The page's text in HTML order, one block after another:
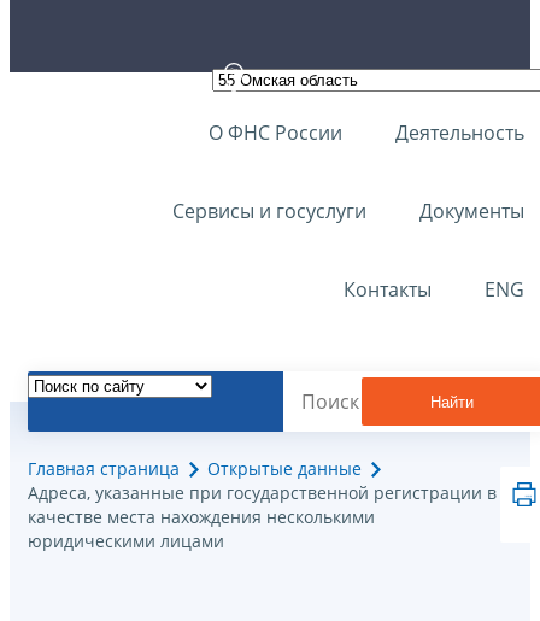
О ФНС России Деятельность
Сервисы и госуслуги Документы
Контакты ENG
Найти
Главная страница
Открытые данные
Адреса, указанные при государственной регистрации в
качестве места нахождения несколькими
юридическими лицами